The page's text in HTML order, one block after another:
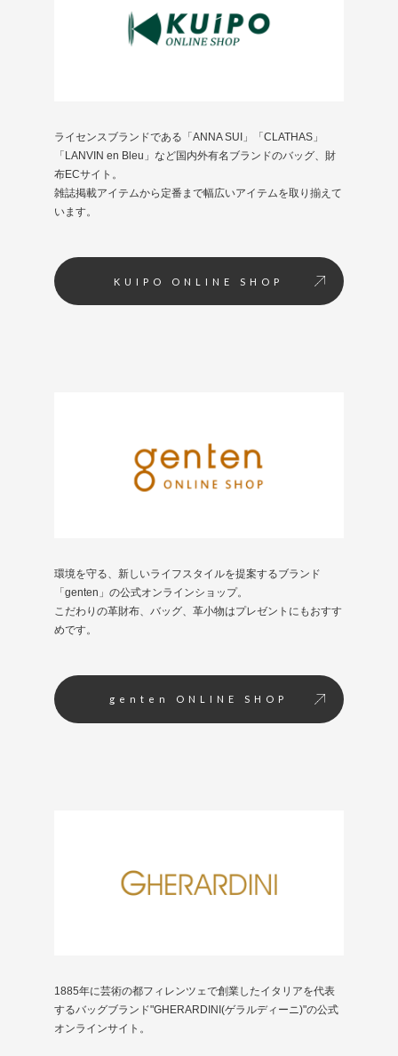
ライセンスブランドである「ANNA SUI」「CLATHAS」
「LANVIN en Bleu」など国内外有名ブランドのバッグ、財
布ECサイト。
雑誌掲載アイテムから定番まで幅広いアイテムを取り揃えて
います。
KUIPO ONLINE SHOP
環境を守る、新しいライフスタイルを提案するブランド
「genten」の公式オンラインショップ。
こだわりの革財布、バッグ、革小物はプレゼントにもおすす
めです。
genten ONLINE SHOP
1885年に芸術の都フィレンツェで創業したイタリアを代表
するバッグブランド"GHERARDINI(ゲラルディーニ)"の公式
オンラインサイト。